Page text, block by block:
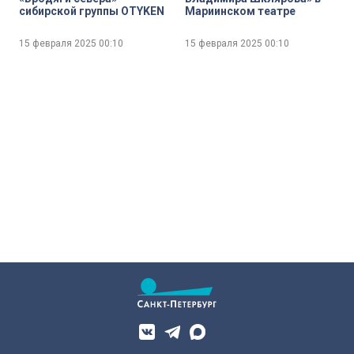
сибирской группы OTYKEN
15 февраля 2025 00:10
Мариинском театре
15 февраля 2025 00:10